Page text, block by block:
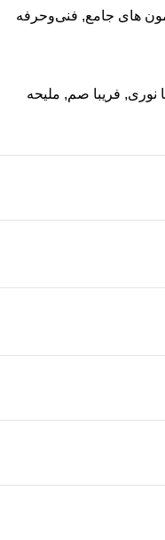
های جامع, فنی‌وحرفه‌
نوری, فریبا صم, ملیحه